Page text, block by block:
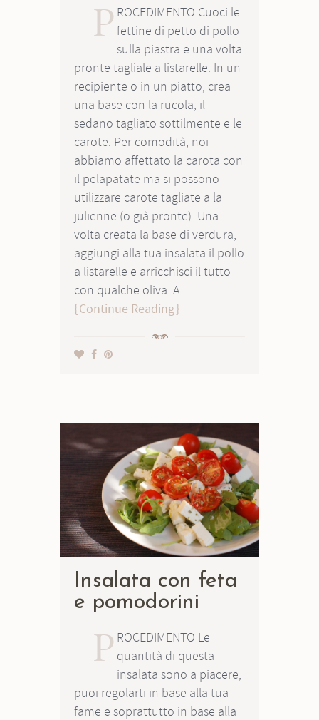
P ROCEDIMENTO Cuoci le
fettine di petto di pollo
sulla piastra e una volta
pronte tagliale a listarelle. In un
recipiente o in un piatto, crea
una base con la rucola, il
sedano tagliato sottilmente e le
carote. Per comodità, noi
abbiamo affettato la carota con
il pelapatate ma si possono
utilizzare carote tagliate a la
julienne (o già pronte). Una
volta creata la base di verdura,
aggiungi alla tua insalata il pollo
a listarelle e arricchisci il tutto
con qualche oliva. A ...
Continue Reading
Insalata con feta
e pomodorini
P ROCEDIMENTO Le
quantità di questa
insalata sono a piacere,
puoi regolarti in base alla tua
fame e soprattutto in base alla